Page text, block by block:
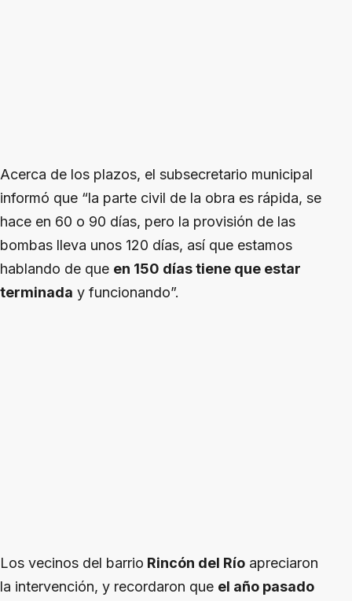
Acerca de los plazos, el subsecretario municipal
informó que “la parte civil de la obra es rápida, se
hace en 60 o 90 días, pero la provisión de las
bombas lleva unos 120 días, así que estamos
hablando de que en 150 días tiene que estar
terminada y funcionando”.
Los vecinos del barrio Rincón del Río apreciaron
la intervención, y recordaron que el año pasado